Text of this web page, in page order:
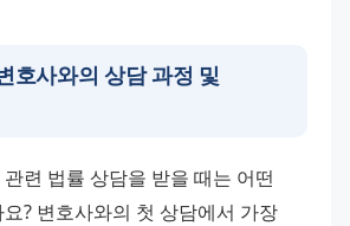
호사와의 상담 과정 및
련 법률 상담을 받을 때는 어떤
? 변호사와의 첫 상담에서 가장